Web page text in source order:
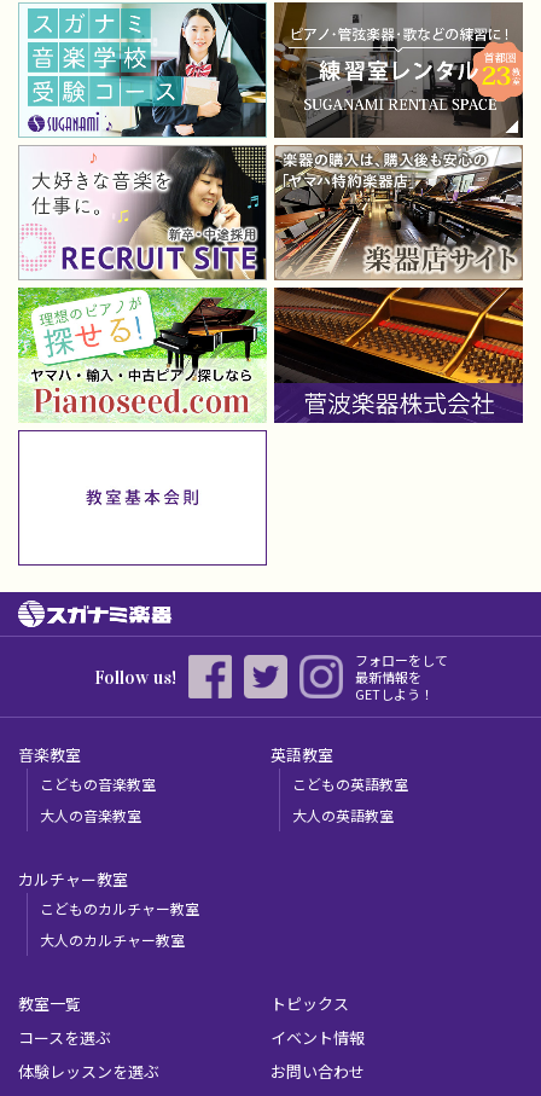
Follow us!
フォローをして
最新情報を
GETしよう！
音楽教室
こどもの音楽教室
大人の音楽教室
英語教室
こどもの英語教室
大人の英語教室
カルチャー教室
こどものカルチャー教室
大人のカルチャー教室
教室一覧
コースを選ぶ
体験レッスンを選ぶ
トピックス
イベント情報
お問い合わせ